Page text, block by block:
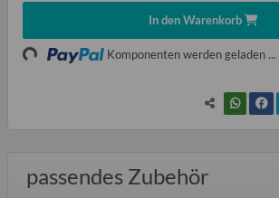
In den Warenkorb
Loading... Komponenten werden geladen ...
passendes Zubehör